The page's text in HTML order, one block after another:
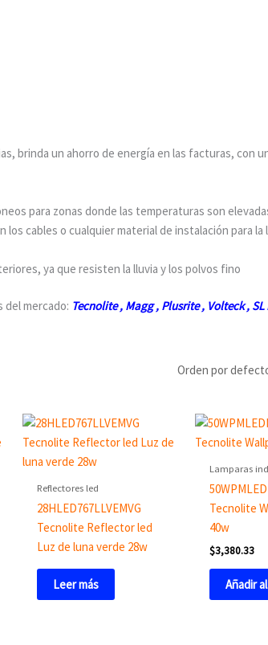
brinda un ahorro de energía en las facturas, con
para zonas donde las temperaturas son
cables o cualquier material de instalación para la
ya que resisten la lluvia y los polvos fino
del mercado: Tecnolite, Magg, Plusrite , Volteck,
Reflectores led
28HLED767LLVEMVG
Tecnolite Reflector led
Luz de luna verde 28w
Leer más
Lamparas
Tecnolite
40w
$3,380.33
Añadir